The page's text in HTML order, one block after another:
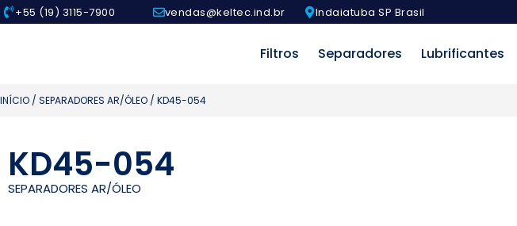
+55 (19) 3115-7900 vendas@keltec.ind.br Indaiatuba SP Brasil
Filtros Separadores Lubrificantes
INÍCIO / SEPARADORES AR/ÓLEO / KD45-054
KD45-054
SEPARADORES AR/ÓLEO